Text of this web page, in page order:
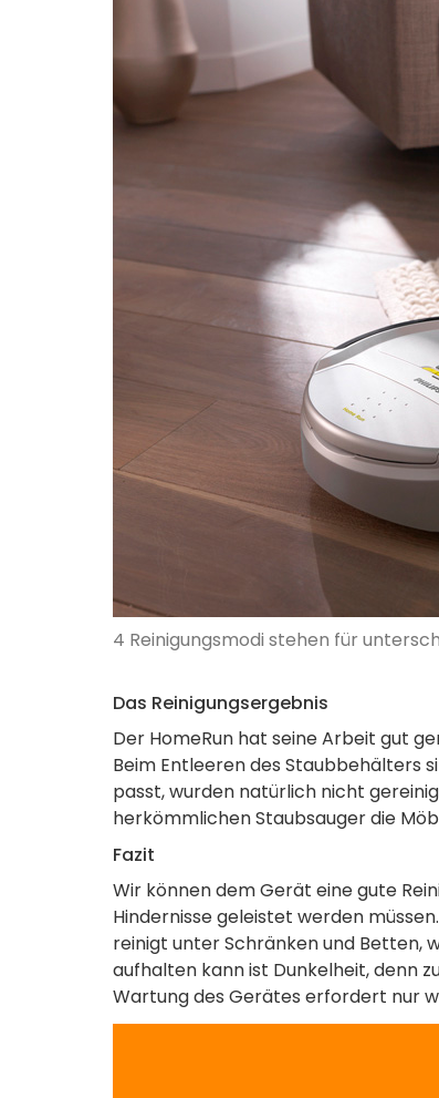
4 Reinigungsmodi stehen für
Das Reinigungsergebnis
Der HomeRun hat seine Arbeit gut
Beim Entleeren des Staubbehälters
passt, wurden natürlich nicht
herkömmlichen Staubsauger die
Fazit
Wir können dem Gerät eine gute
Hindernisse geleistet werden
reinigt unter Schränken und Betten,
aufhalten kann ist Dunkelheit, denn
Wartung des Gerätes erfordert nur